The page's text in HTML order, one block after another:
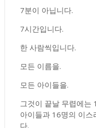
7분이 아닙니다.
7시간입니다.
한 사람씩입니다.
모든 이름을.
모든 아이들을.
그것이 끝날 무렵에는
아이들과 16명의 이스
다.